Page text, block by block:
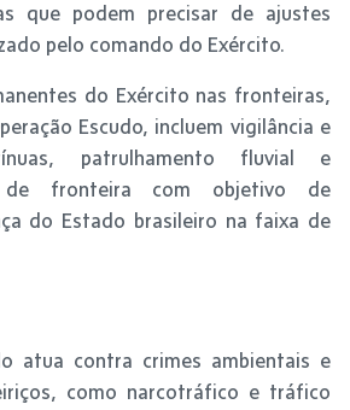
que podem precisar de ajustes
pelo comando do Exército.
do Exército nas fronteiras,
Escudo, incluem vigilância e
patrulhamento fluvial e
de fronteira com objetivo de
do Estado brasileiro na faixa de
atua contra crimes ambientais e
como narcotráfico e tráfico